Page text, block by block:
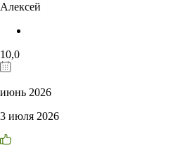
Алексей
10,0
июнь 2026
3 июля 2026